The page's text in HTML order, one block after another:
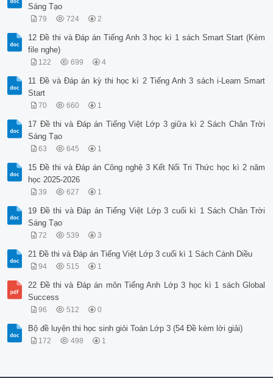
Sáng Tạo
79 724 2
12 Đề thi và Đáp án Tiếng Anh 3 học kì 1 sách Smart Start (Kèm
file nghe)
122 699 4
11 Đề và Đáp án kỳ thi học kì 2 Tiếng Anh 3 sách i-Learn Smart
Start
70 660 1
17 Đề thi và Đáp án Tiếng Việt Lớp 3 giữa kì 2 Sách Chân Trời
Sáng Tạo
63 645 1
15 Đề thi và Đáp án Công nghệ 3 Kết Nối Tri Thức học kì 2 năm
học 2025-2026
39 627 1
19 Đề thi và Đáp án Tiếng Việt Lớp 3 cuối kì 1 Sách Chân Trời
Sáng Tạo
72 539 3
21 Đề thi và Đáp án Tiếng Việt Lớp 3 cuối kì 1 Sách Cánh Diều
94 515 1
22 Đề thi và Đáp án môn Tiếng Anh Lớp 3 học kì 1 sách Global
Success
96 512 0
Bộ đề luyện thi học sinh giỏi Toán Lớp 3 (54 Đề kèm lời giải)
172 498 1